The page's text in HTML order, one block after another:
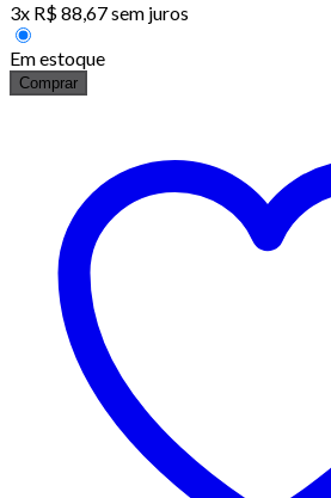
3x R$88,67sem juros
Em estoque
Comprar